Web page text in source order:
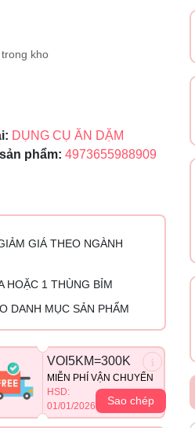
kho
DỤNG CỤ ĂN DẶM
phẩm: 4973655988909
GIÁ THEO NGÀNH
HOẶC 1 THÙNG BỈM
DANH MỤC SẢN PHẨM
VOI5KM=300K
MIỄN PHÍ VẬN CHUYỂN
HSD:
01/01/2026
Sao chép